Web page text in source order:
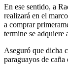
En ese sentido, a
realizará en el
a comprar
termine se adquiere
Aseguró que dicha
paraguayos de caña